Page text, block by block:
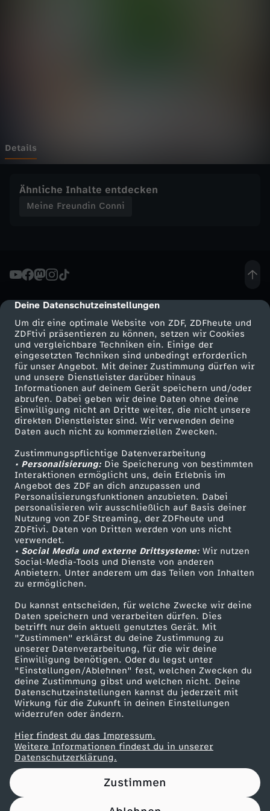
cmp-dialog-description
Deine Datenschutzeinstellungen
Um dir eine optimale Website von ZDF, ZDFheute und
ZDFtivi präsentieren zu können, setzen wir Cookies
und vergleichbare Techniken ein. Einige der
eingesetzten Techniken sind unbedingt erforderlich
für unser Angebot. Mit deiner Zustimmung dürfen wir
und unsere Dienstleister darüber hinaus
Informationen auf deinem Gerät speichern und/oder
abrufen. Dabei geben wir deine Daten ohne deine
Einwilligung nicht an Dritte weiter, die nicht unsere
direkten Dienstleister sind. Wir verwenden deine
Daten auch nicht zu kommerziellen Zwecken.
Zustimmungspflichtige Datenverarbeitung
• Personalisierung:Die Speicherung von bestimmten
Interaktionen ermöglicht uns, dein Erlebnis im
Angebot des ZDF an dich anzupassen und
Personalisierungsfunktionen anzubieten. Dabei
personalisieren wir ausschließlich auf Basis deiner
Nutzung von ZDF Streaming, der ZDFheute und
ZDFtivi. Daten von Dritten werden von uns nicht
verwendet.
• Social Media und externe Drittsysteme:Wir nutzen
Social-Media-Tools und Dienste von anderen
Anbietern. Unter anderem um das Teilen von Inhalten
zu ermöglichen.
Du kannst entscheiden, für welche Zwecke wir deine
Daten speichern und verarbeiten dürfen. Dies
betrifft nur dein aktuell genutztes Gerät. Mit
"Zustimmen" erklärst du deine Zustimmung zu
unserer Datenverarbeitung, für die wir deine
Einwilligung benötigen. Oder du legst unter
"Einstellungen/Ablehnen" fest, welchen Zwecken du
deine Zustimmung gibst und welchen nicht. Deine
Datenschutzeinstellungen kannst du jederzeit mit
Wirkung für die Zukunft in deinen Einstellungen
widerrufen oder ändern.
Hier findest du das Impressum.
Weitere Informationen findest du in unserer
Datenschutzerklärung.
Zustimmen
n
C
o
n
i
-
M
i
n
i
:
C
o
n
n
i
a
l
s
P
i
Details
Ähnliche Inhalte entdecken
Meine Freundin Conni
Mehr ZDF
ZDF-Apps
Smart TV
ZDFtext
Livestreams
Sendungen A-Z
TV-Programm
Service
ZDFmitreden
Kontakt zum ZDF
Tickets
Zuschauerservice
Hilfe
ZDF Unternehmen
Karriere
ZDF goes Schule
Werbefernsehen
Mainzelmännchen
Partner